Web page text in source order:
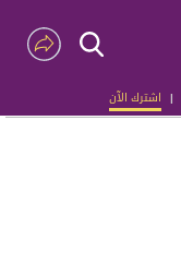
| اشترك الآن